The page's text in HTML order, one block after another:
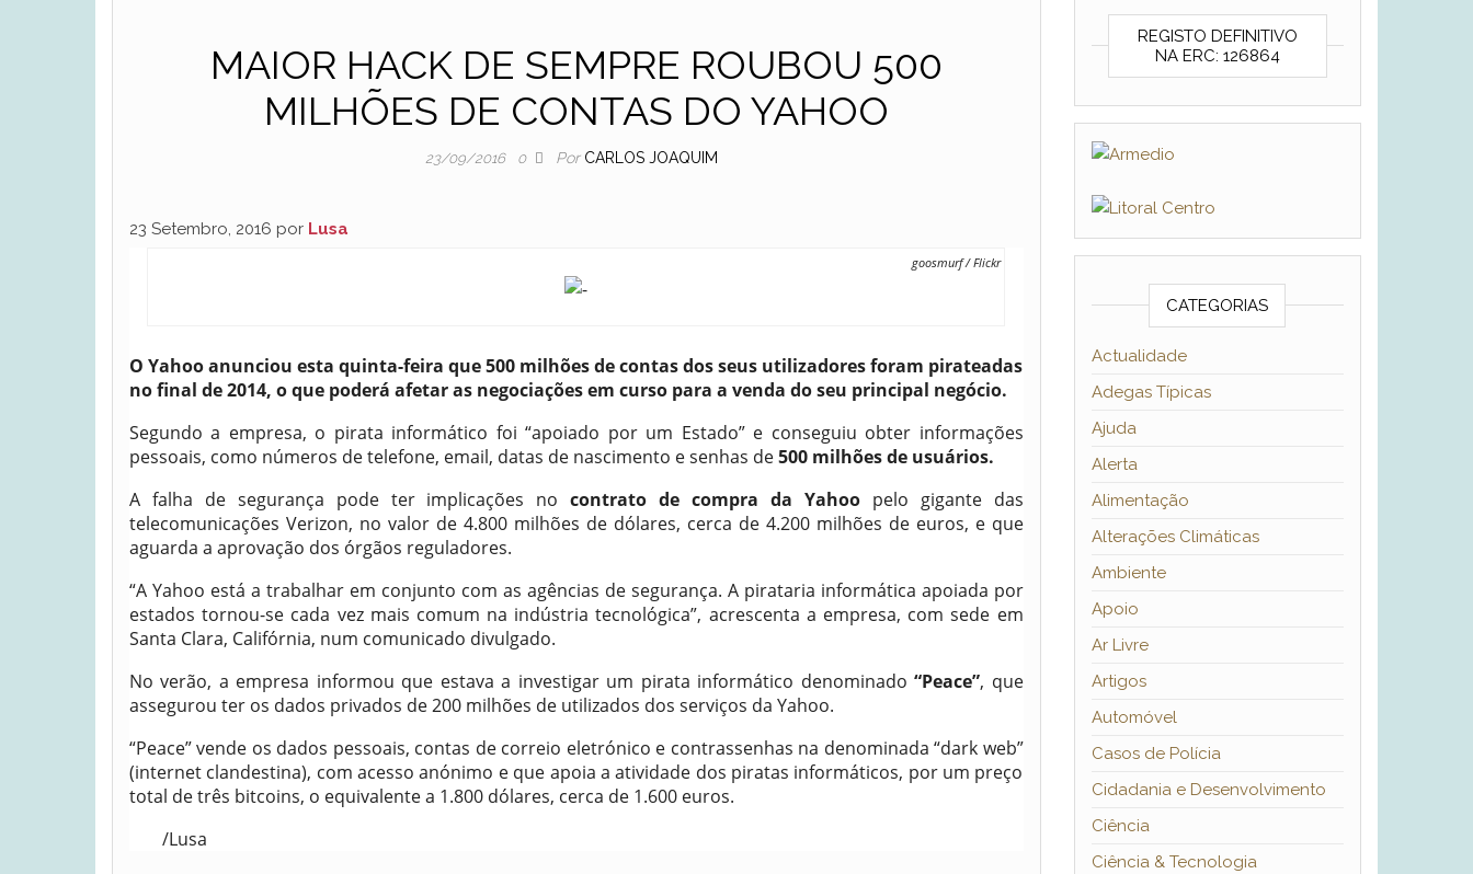
MAIOR HACK DE SEMPRE ROUBOU 500
MILHÕES DE CONTAS DO YAHOO
23/09/2016 0 Por CARLOS JOAQUIM
23 Setembro, 2016 por Lusa
goosmurf / Flickr
O Yahoo anunciou esta quinta-feira que 500 milhões de contas dos seus utilizadores foram pirateadas
no final de 2014, o que poderá afetar as negociações em curso para a venda do seu principal negócio.
Segundo a empresa, o pirata informático foi “apoiado por um Estado” e conseguiu obter informações
pessoais, como números de telefone, email, datas de nascimento e senhas de500 milhões de usuários.
A falha de segurança pode ter implicações nocontrato de compra da Yahoopelo gigante das
telecomunicações Verizon, no valor de 4.800 milhões de dólares, cerca de 4.200 milhões de euros, e que
aguarda a aprovação dos órgãos reguladores.
“A Yahoo está a trabalhar em conjunto com as agências de segurança. A pirataria informática apoiada por
estados tornou-se cada vez mais comum na indústria tecnológica”, acrescenta a empresa, com sede em
Santa Clara, Califórnia, num comunicado divulgado.
No verão, a empresa informou que estava a investigar um pirata informático denominado“Peace”, que
assegurou ter os dados privados de 200 milhões de utilizados dos serviços da Yahoo.
“Peace” vende os dados pessoais, contas de correio eletrónico e contrassenhas na denominada “dark web”
(internet clandestina), com acesso anónimo e que apoia a atividade dos piratas informáticos, por um preço
total de três bitcoins, o equivalente a 1.800 dólares, cerca de 1.600 euros.
/Lusa
REGISTO DEFINITIVO
NA ERC: 126864
CATEGORIAS
Actualidade
Adegas Típicas
Ajuda
Alerta
Alimentação
Alterações Climáticas
Ambiente
Apoio
Ar Livre
Artigos
Automóvel
Casos de Polícia
Cidadania e Desenvolvimento
Ciência
Ciência & Tecnologia